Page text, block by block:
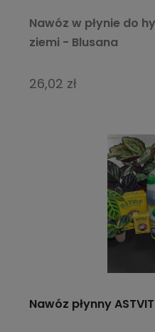
Nawóz w płynie do
ziemi - Blusana
26,02 zł
Nawóz płynny